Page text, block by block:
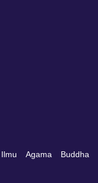
Agama Buddha